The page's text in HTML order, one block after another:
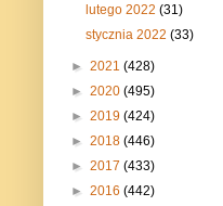
lutego 2022(31)
stycznia 2022(33)
► 2021 (428)
► 2020 (495)
► 2019 (424)
► 2018 (446)
► 2017 (433)
► 2016 (442)